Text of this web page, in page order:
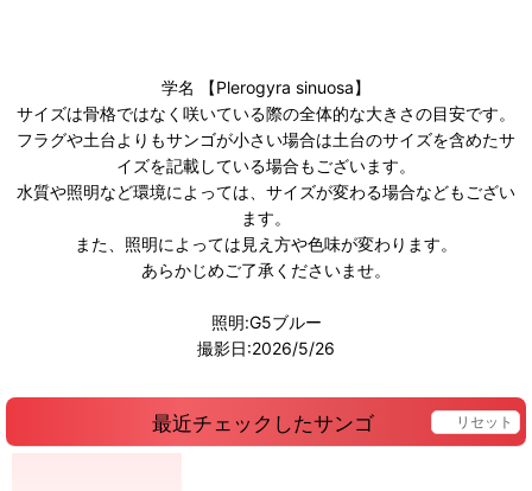
学名 【Plerogyra sinuosa】
サイズは骨格ではなく咲いている際の全体的な大きさの目安です。
フラグや土台よりもサンゴが小さい場合は土台のサイズを含めたサ
イズを記載している場合もございます。
水質や照明など環境によっては、サイズが変わる場合などもござい
ます。
また、照明によっては見え方や色味が変わります。
あらかじめご了承くださいませ。
照明:G5ブルー
撮影日:2026/5/26
最近チェックしたサンゴ リセット